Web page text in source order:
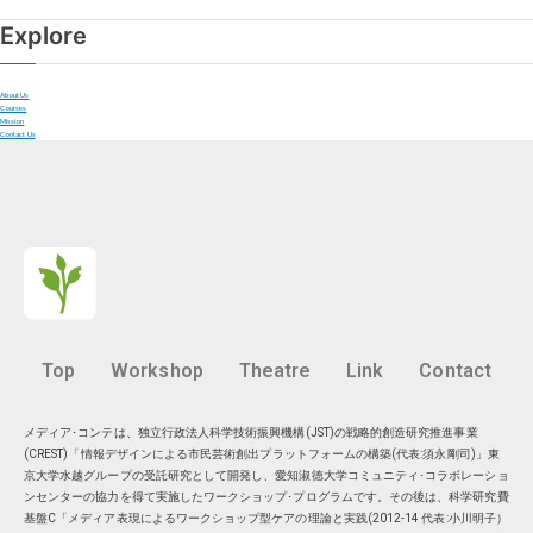
Explore
About Us
Courses
Mission
Contact Us
Top Workshop Theatre Link Contact
メディア･コンテは、独立行政法人科学技術振興機構(JST)の戦略的創造研究推進事業
(CREST)「情報デザインによる市民芸術創出プラットフォームの構築(代表:須永剛司)」東
京大学水越グループの受託研究として開発し、愛知淑徳大学コミュニティ･コラボレーショ
ンセンターの協力を得て実施したワークショップ･プログラムです。その後は、科学研究費
基盤C「メディア表現によるワークショップ型ケアの理論と実践(2012-14 代表:小川明子）